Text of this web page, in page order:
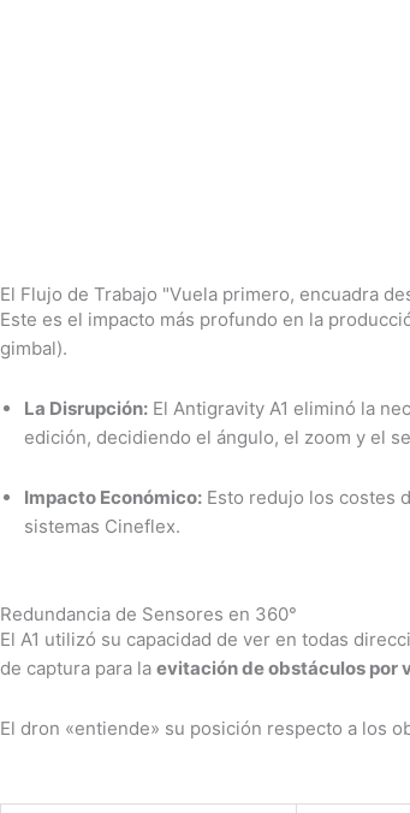
El Flujo de Trabajo "Vuela primero, encuadra
Este es el impacto más profundo en la
gimbal).
La Disrupción: El Antigravity A1 eliminó la
edición, decidiendo el ángulo, el zoom y el
Impacto Económico: Esto redujo los costes
sistemas Cineflex.
Redundancia de Sensores en 360°
El A1 utilizó su capacidad de ver en todas
de captura para la evitación de obstáculos por
El dron «entiende» su posición respecto a los